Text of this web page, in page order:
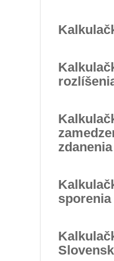
zdanenia
sporenia